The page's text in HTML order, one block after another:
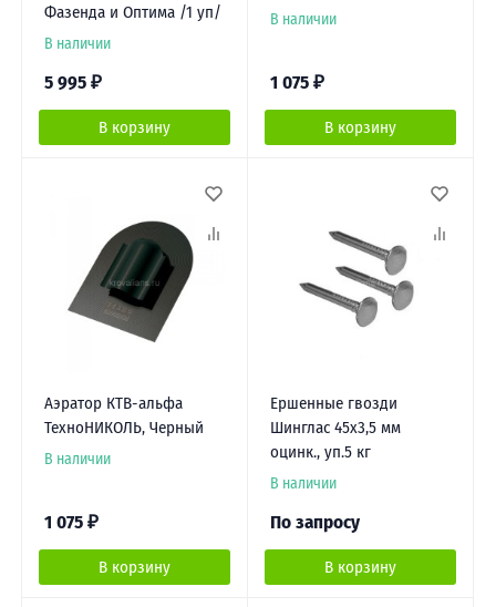
Фазенда и Оптима /1 уп/
В наличии
5 995 ₽
В корзину
В наличии
1 075 ₽
В корзину
Аэратор КТВ-альфа
ТехноНИКОЛЬ, Черный
В наличии
1 075 ₽
В корзину
Ершенные гвозди
Шинглас 45х3,5 мм
оцинк., уп.5 кг
В наличии
По запросу
В корзину